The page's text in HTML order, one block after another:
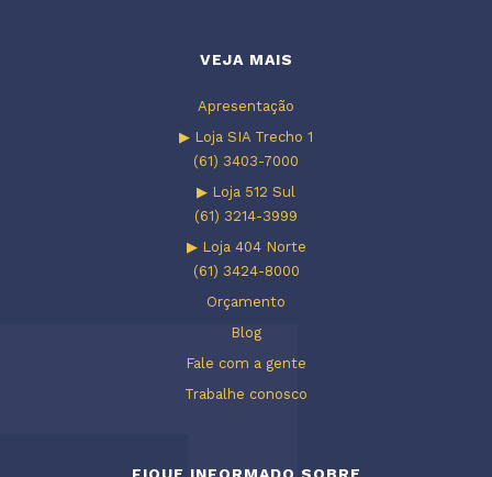
VEJA MAIS
Apresentação
▶ Loja SIA Trecho 1
(61) 3403-7000
▶ Loja 512 Sul
(61) 3214-3999
▶ Loja 404 Norte
(61) 3424-8000
Orçamento
Blog
Fale com a gente
Trabalhe conosco